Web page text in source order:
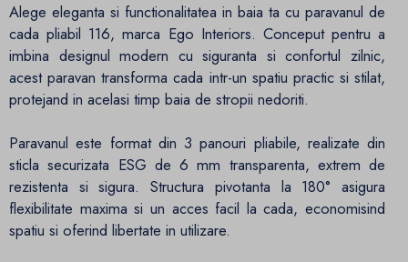
Alege eleganta si functionalitatea in baia ta cu paravanul de
cada pliabil 116, marca Ego Interiors. Conceput pentru a
imbina designul modern cu siguranta si confortul zilnic,
acest paravan transforma cada intr-un spatiu practic si stilat,
protejand in acelasi timp baia de stropii nedoriti.
Paravanul este format din 3 panouri pliabile, realizate din
sticla securizata ESG de 6 mm transparenta, extrem de
rezistenta si sigura. Structura pivotanta la 180° asigura
flexibilitate maxima si un acces facil la cada, economisind
spatiu si oferind libertate in utilizare.